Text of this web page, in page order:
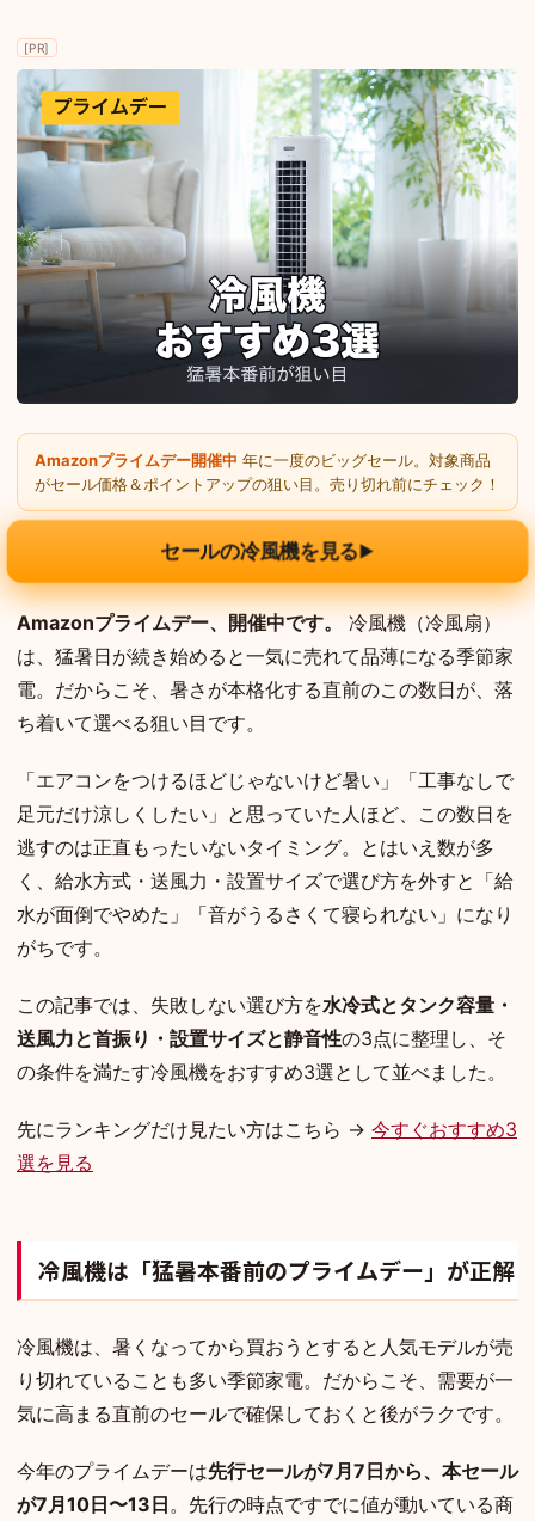
[PR]
Amazonプライムデー開催中 年に一度のビッグセール。対象商品
がセール価格＆ポイントアップの狙い目。売り切れ前にチェック！
セールの冷風機を見る▶
Amazonプライムデー、開催中です。
冷風機（冷風扇）
は、猛暑日が続き始めると一気に売れて品薄になる季節家
電。だからこそ、暑さが本格化する直前のこの数日が、落
ち着いて選べる狙い目です。
「エアコンをつけるほどじゃないけど暑い」「工事なしで
足元だけ涼しくしたい」と思っていた人ほど、この数日を
逃すのは正直もったいないタイミング。とはいえ数が多
く、給水方式・送風力・設置サイズで選び方を外すと「給
水が面倒でやめた」「音がうるさくて寝られない」になり
がちです。
この記事では、失敗しない選び方を水冷式とタンク容量・
送風力と首振り・設置サイズと静音性の3点に整理し、そ
の条件を満たす冷風機をおすすめ3選として並べました。
先にランキングだけ見たい方はこちら → 今すぐおすすめ3
選を見る
冷風機は「猛暑本番前のプライムデー」が正解
冷風機は、暑くなってから買おうとすると人気モデルが売
り切れていることも多い季節家電。だからこそ、需要が一
気に高まる直前のセールで確保しておくと後がラクです。
今年のプライムデーは先行セールが7月7日から、本セール
が7月10日〜13日。先行の時点ですでに値が動いている商